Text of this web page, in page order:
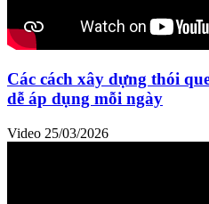
Các cách xây dựng thói
dễ áp dụng mỗi ngày
Video 25/03/2026